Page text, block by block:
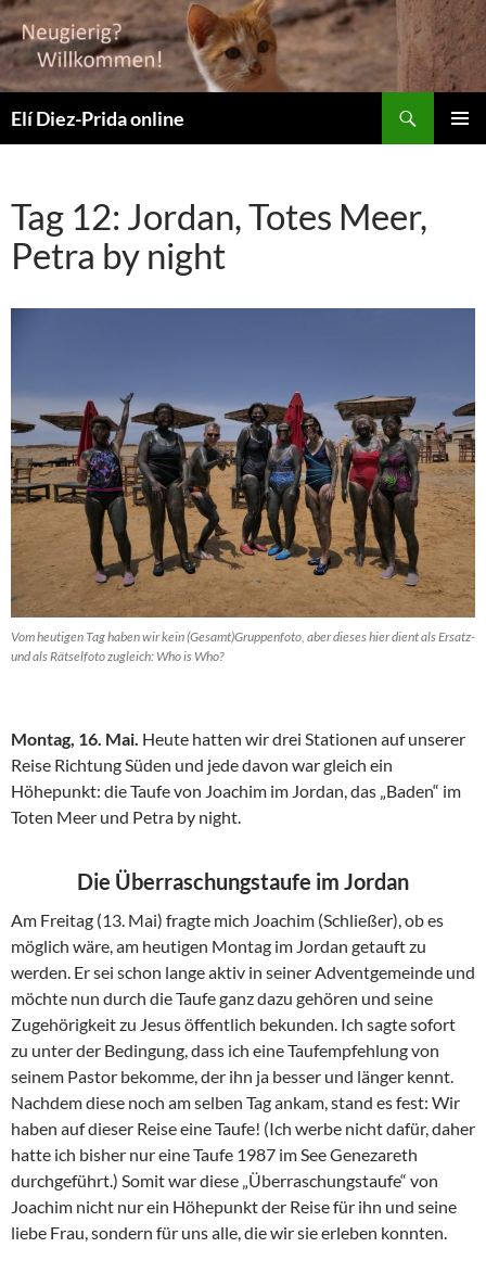
Elí Diez-Prida online
Tag 12: Jordan, Totes Meer,
Petra by night
Vom heutigen Tag haben wir kein (Gesamt)Gruppenfoto, aber dieses hier dient als Ersatz-
und als Rätselfoto zugleich: Who is Who?
Montag, 16. Mai. Heute hatten wir drei Stationen auf unserer
Reise Richtung Süden und jede davon war gleich ein
Höhepunkt: die Taufe von Joachim im Jordan, das „Baden“ im
Toten Meer und Petra by night.
Die Überraschungstaufe im Jordan
Am Freitag (13. Mai) fragte mich Joachim (Schließer), ob es
möglich wäre, am heutigen Montag im Jordan getauft zu
werden. Er sei schon lange aktiv in seiner Adventgemeinde und
möchte nun durch die Taufe ganz dazu gehören und seine
Zugehörigkeit zu Jesus öffentlich bekunden. Ich sagte sofort
zu unter der Bedingung, dass ich eine Taufempfehlung von
seinem Pastor bekomme, der ihn ja besser und länger kennt.
Nachdem diese noch am selben Tag ankam, stand es fest: Wir
haben auf dieser Reise eine Taufe! (Ich werbe nicht dafür, daher
hatte ich bisher nur eine Taufe 1987 im See Genezareth
durchgeführt.) Somit war diese „Überraschungstaufe“ von
Joachim nicht nur ein Höhepunkt der Reise für ihn und seine
liebe Frau, sondern für uns alle, die wir sie erleben konnten.